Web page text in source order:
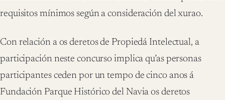
requisitos mínimos según a consideración del xurao.
Con relación a os deretos de Propiedá Intelectual, a
participación neste concurso implica qu’as personas
participantes ceden por un tempo de cinco anos á
Fundación Parque Histórico del Navia os deretos